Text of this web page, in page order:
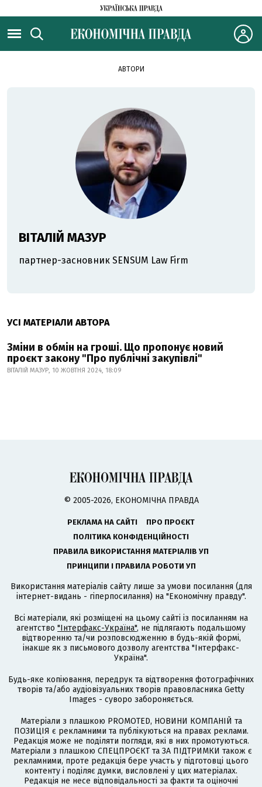
АВТОРИ
ВІТАЛІЙ МАЗУР
партнер-засновник SENSUM Law Firm
УСІ МАТЕРІАЛИ АВТОРА
Зміни в обмін на гроші. Що пропонує новий
проєкт закону "Про публічні закупівлі"
ВІТАЛІЙ МАЗУР, 10 ЖОВТНЯ 2024, 18:09
© 2005-2026, ЕКОНОМІЧНА ПРАВДА
РЕКЛАМА НА САЙТІ
ПРО ПРОЄКТ
ПОЛІТИКА КОНФІДЕНЦІЙНОСТІ
ПРАВИЛА ВИКОРИСТАННЯ МАТЕРІАЛІВ УП
ПРИНЦИПИ І ПРАВИЛА РОБОТИ УП
Використання матеріалів сайту лише за умови посилання (для
інтернет-видань - гіперпосилання) на "Економічну правду".
Всі матеріали, які розміщені на цьому сайті із посиланням на
агентство "Інтерфакс-Україна", не підлягають подальшому
відтворенню та/чи розповсюдженню в будь-якій формі,
інакше як з письмового дозволу агентства "Інтерфакс-
Україна".
Будь-яке копіювання, передрук та відтворення фотографічних
творів та/або аудіовізуальних творів правовласника Getty
Images - суворо забороняється.
Матеріали з плашкою PROMOTED, НОВИНИ КОМПАНІЙ та
ПОЗИЦІЯ є рекламними та публікуються на правах реклами.
Редакція може не поділяти погляди, які в них промотуються.
Матеріали з плашкою СПЕЦПРОЄКТ та ЗА ПІДТРИМКИ також є
рекламними, проте редакція бере участь у підготовці цього
контенту і поділяє думки, висловлені у цих матеріалах.
Редакція не несе відповідальності за факти та оціночні